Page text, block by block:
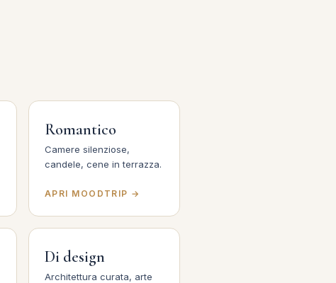
Romantico
Camere silenziose,
candele, cene in terrazza.
APRI MOODTRIP →
Di design
Architettura curata, arte